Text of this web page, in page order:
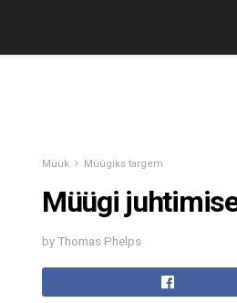
Müük Müügiks targem
Müügi
by Thomas Phelps